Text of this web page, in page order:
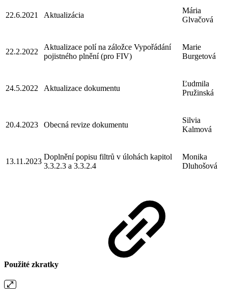
22.6.2021 Aktualizácia
Mária
Glvačová
22.2.2022
Aktualizace polí na záložce Vypořádání
pojistného plnění (pro FIV)
Marie
Burgetová
24.5.2022 Aktualizace dokumentu
Ľudmila
Pružinská
20.4.2023 Obecná revize dokumentu
Silvia
Kalmová
13.11.2023
Doplnění popisu filtrů v úlohách kapitol
3.3.2.3 a 3.3.2.4
Monika
Dluhošová
Použité zkratky